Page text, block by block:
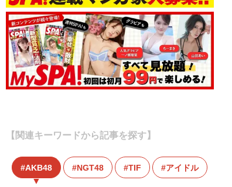
【関連キーワードから記事を探す】
AKB48 NGT48 TIF アイドル